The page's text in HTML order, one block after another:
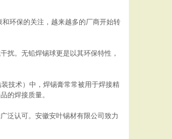
环保的关注，越来越多的厂商开始转
扰。无铅焊锡球更是以其环保特性，
技术）中，焊锡膏常常被用于焊接精
的焊接质量。
泛认可。安徽安叶锡材有限公司致力